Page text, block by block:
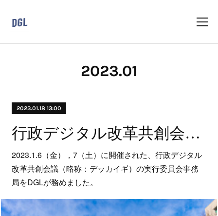
2023.01
2023.01.18 13:00
行政デジタル改革共創会議（デッカイギ）の実行委員会事務局をDGLが務めました
2023.1.6（金），7（土）に開催された、行政デジタル
改革共創会議（略称：デッカイギ）の実行委員会事務
局をDGLが務めました。